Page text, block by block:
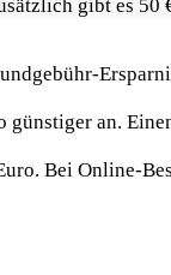
gibt es 50
günstiger an.
Bei Online-